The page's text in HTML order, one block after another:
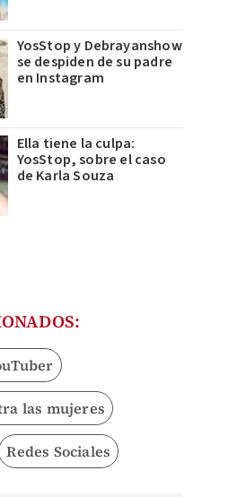
YosStop y Debrayanshow
se despiden de su padre
en Instagram
Ella tiene la culpa:
YosStop, sobre el caso
de Karla Souza
las mujeres
Redes Sociales